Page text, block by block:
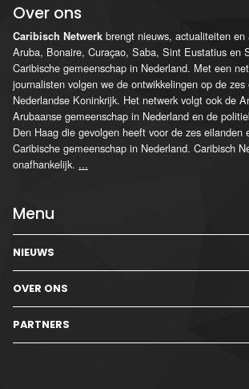
Over ons
Caribisch Netwerk brengt nieuws, actualiteiten en
Aruba, Bonaire, Curaçao, Saba, Sint Eustatius en
Caribische gemeenschap in Nederland. Met een
journalisten volgen we de ontwikkelingen op de
Nederlandse Koninkrijk. Het netwerk volgt ook de
Arubaanse gemeenschap in Nederland en de
Den Haag die gevolgen heeft voor de zes eilanden
Caribische gemeenschap in Nederland. Caribisch
onafhankelijk. ...
Menu
NIEUWS
OVER ONS
PARTNERS